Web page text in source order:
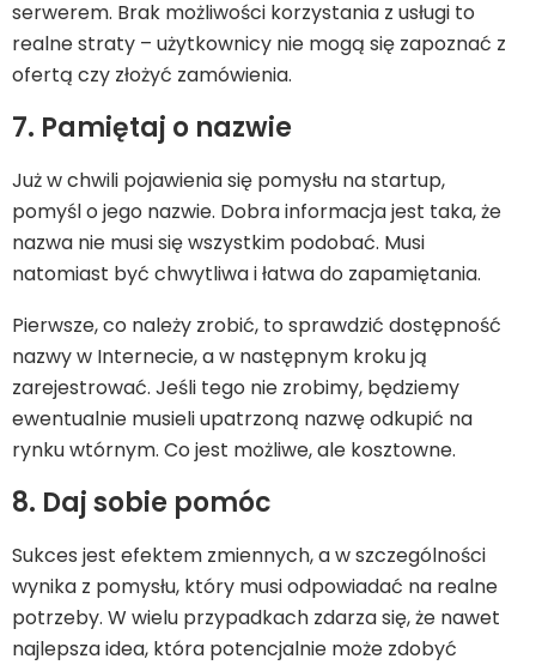
serwerem. Brak możliwości korzystania z usługi to
realne straty – użytkownicy nie mogą się zapoznać z
ofertą czy złożyć zamówienia.
7. Pamiętaj o nazwie
Już w chwili pojawienia się pomysłu na startup,
pomyśl o jego nazwie. Dobra informacja jest taka, że
nazwa nie musi się wszystkim podobać. Musi
natomiast być chwytliwa i łatwa do zapamiętania.
Pierwsze, co należy zrobić, to sprawdzić dostępność
nazwy w Internecie, a w następnym kroku ją
zarejestrować. Jeśli tego nie zrobimy, będziemy
ewentualnie musieli upatrzoną nazwę odkupić na
rynku wtórnym. Co jest możliwe, ale kosztowne.
8. Daj sobie pomóc
Sukces jest efektem zmiennych, a w szczególności
wynika z pomysłu, który musi odpowiadać na realne
potrzeby. W wielu przypadkach zdarza się, że nawet
najlepsza idea, która potencjalnie może zdobyć